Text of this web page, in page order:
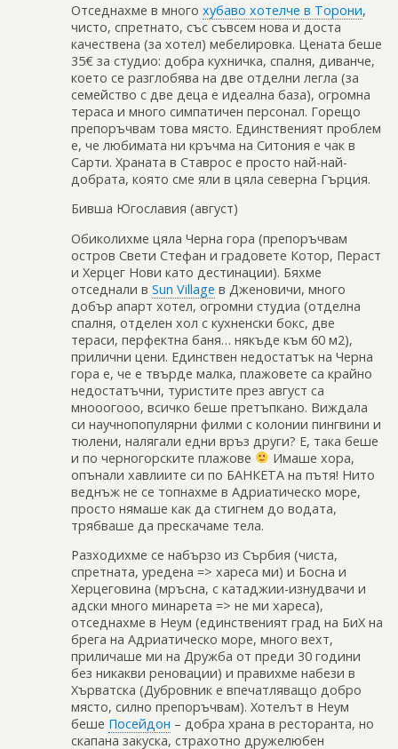
Отседнахме в много хубаво хотелче в Торони,
чисто, спретнато, със съвсем нова и доста
качествена (за хотел) мебелировка. Цената беше
35€ за студио: добра кухничка, спалня, диванче,
което се разглобява на две отделни легла (за
семейство с две деца е идеална база), огромна
тераса и много симпатичен персонал. Горещо
препоръчвам това място. Единственият проблем
е, че любимата ни кръчма на Ситония е чак в
Сарти. Храната в Ставрос е просто най-най-
добрата, която сме яли в цяла северна Гърция.
Бивша Югославия (август)
Обиколихме цяла Черна гора (препоръчвам
остров Свети Стефан и градовете Котор, Пераст
и Херцег Нови като дестинации). Бяхме
отседнали в Sun Village в Дженовичи, много
добър апарт хотел, огромни студиа (отделна
спалня, отделен хол с кухненски бокс, две
тераси, перфектна баня… някъде към 60 м2),
прилични цени. Единствен недостатък на Черна
гора е, че е твърде малка, плажовете са крайно
недостатъчни, туристите през август са
мнооогооо, всичко беше претъпкано. Виждала
си научнопопулярни филми с колонии пингвини и
тюлени, налягали едни връз други? Е, така беше
и по черногорските плажове
Имаше хора,
опънали хавлиите си по БАНКЕТА на пътя! Нито
веднъж не се топнахме в Адриатическо море,
просто нямаше как да стигнем до водата,
трябваше да прескачаме тела.
Разходихме се набързо из Сърбия (чиста,
спретната, уредена => хареса ми) и Босна и
Херцеговина (мръсна, с катаджии-изнудвачи и
адски много минарета => не ми хареса),
отседнахме в Неум (единственият град на БиХ на
брега на Адриатическо море, много вехт,
приличаше ми на Дружба от преди 30 години
без никакви реновации) и правихме набези в
Хърватска (Дубровник е впечатляващо добро
място, силно препоръчвам). Хотелът в Неум
беше Посейдон – добра храна в ресторанта, но
скапана закуска, страхотно дружелюбен